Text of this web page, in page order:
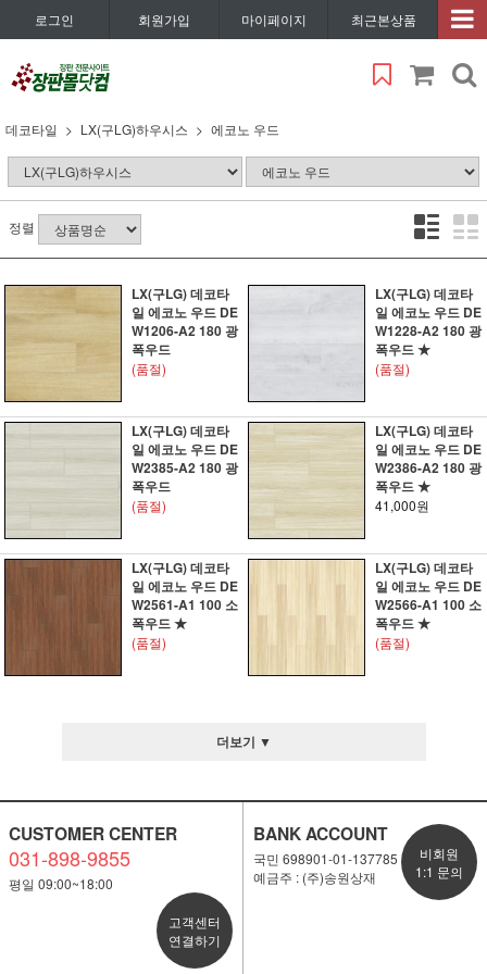
로그인 회원가입 마이페이지 최근본상품
데코타일 LX(구LG)하우시스 에코노 우드
정렬
LX(구LG) 데코타
일 에코노 우드 DE
W1206-A2 180 광
폭우드
(품절)
LX(구LG) 데코타
일 에코노 우드 DE
W1228-A2 180 광
폭우드 ★
(품절)
LX(구LG) 데코타
일 에코노 우드 DE
W2385-A2 180 광
폭우드
(품절)
LX(구LG) 데코타
일 에코노 우드 DE
W2386-A2 180 광
폭우드 ★
41,000원
LX(구LG) 데코타
일 에코노 우드 DE
W2561-A1 100 소
폭우드 ★
(품절)
LX(구LG) 데코타
일 에코노 우드 DE
W2566-A1 100 소
폭우드 ★
(품절)
더보기 ▼
CUSTOMER CENTER
031-898-9855
평일 09:00~18:00
고객센터
연결하기
BANK ACCOUNT
국민 698901-01-137785
예금주 : (주)송원상재
비회원
1:1 문의